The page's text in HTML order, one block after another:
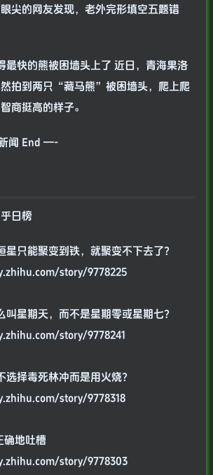
尖的网友发现，老外完形填空五题错
最快的熊被困墙头上了 近日，青海果洛
拍到两只“藏马熊”被困墙头，爬上爬
商挺高的样子。
闻 End —-
日榜
星只能聚变到铁，就聚变不下去了？
story/9778225
叫星期天，而不是星期零或星期七？
story/9778241
选择毒死林冲而是用火烧？
story/9778318
确地吐槽
story/9778303